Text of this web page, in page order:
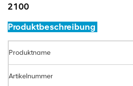
2100
Produktbeschreibung
Produktname
Artikelnummer